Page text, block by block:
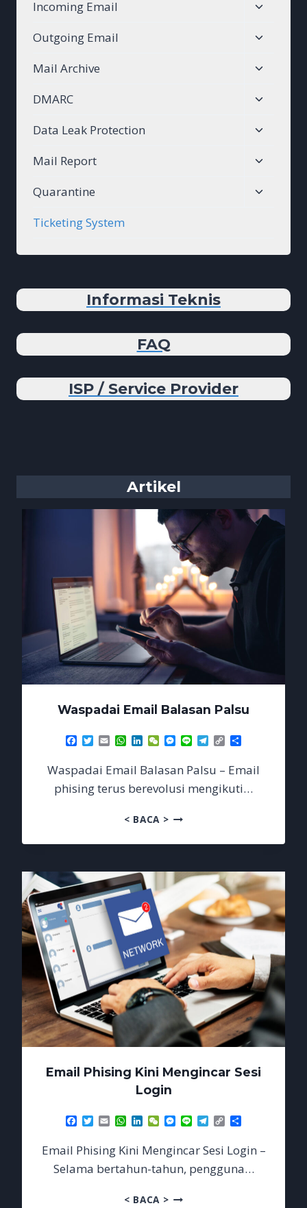
menu
Incoming Email
Toggle
menu
Outgoing Email
Toggle
menu
Mail Archive
Toggle
menu
DMARC
Toggle
menu
Data Leak Protection
Toggle
menu
Mail Report
Toggle
menu
Quarantine
Toggle
Ticketing System
Informasi Teknis
FAQ
ISP / Service Provider
Artikel
Waspadai Email Balasan Palsu
Facebook
TwitterEmailWhatsApp
LinkedIn
WeChatMessenger
Line Telegram
Copy
Link
Waspadai Email Balasan Palsu – Email
phising terus berevolusi mengikuti…
< BACA >WASPADAI
BALASAN
Email Phising Kini Mengincar Sesi
Login
Facebook
TwitterEmailWhatsApp
LinkedIn
WeChatMessenger
Line Telegram
Copy
Link
Email Phising Kini Mengincar Sesi Login –
Selama bertahun-tahun, pengguna…
< BACA >EMAIL